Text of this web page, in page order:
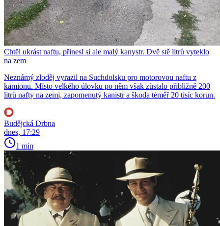
Chtěl ukrást naftu, přinesl si ale malý kanystr. Dvě stě litrů vyteklo
na zem
Neznámý zloděj vyrazil na Suchdolsku pro motorovou naftu z
kamionu. Místo velkého úlovku po něm však zůstalo přibližně 200
litrů nafty na zemi, zapomenutý kanistr a škoda téměř 20 tisíc korun.
Budějcká Drbna
dnes, 17:29
1 min